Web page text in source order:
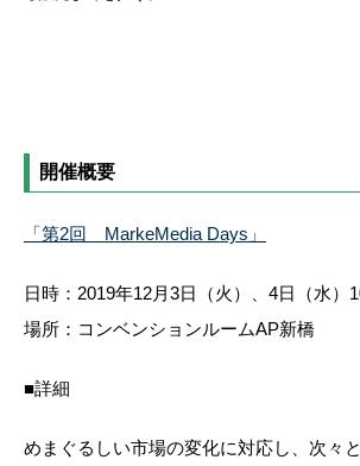
開催概要
「第2回 MarkeMedia Days」
日時：2019年12月3日（火）、4日（水）
場所：コンベンションルームAP新橋
■詳細
めまぐるしい市場の変化に対応し、次々